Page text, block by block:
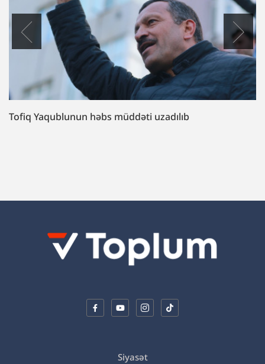
Bəxtiyar Hacıyev məhkəmədə: “İlham Əliyev çağırdı,
Siyasət